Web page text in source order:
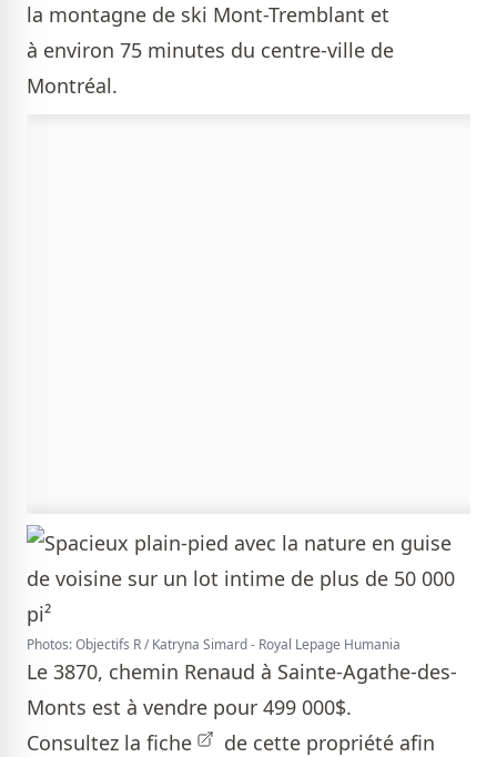
la montagne de ski Mont-Tremblant et
à environ 75 minutes du centre-ville de
Montréal.
Photos: Objectifs R / Katryna Simard - Royal Lepage Humania
Le 3870, chemin Renaud à Sainte-Agathe-des-
Monts est à vendre pour 499 000$.
Consultez la fiche
de cette propriété afin